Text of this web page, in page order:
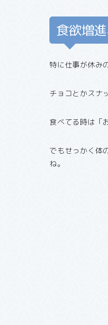
食欲増
特に仕事が休み
チョコとかスナ
食べてる時は「
でもせっかく体
ね。